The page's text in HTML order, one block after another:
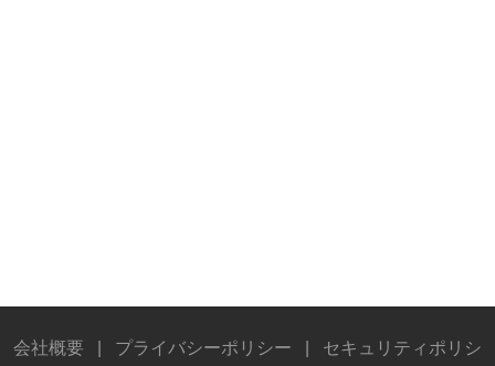
会社概要 プライバシーポリシー セキュリティポリシ